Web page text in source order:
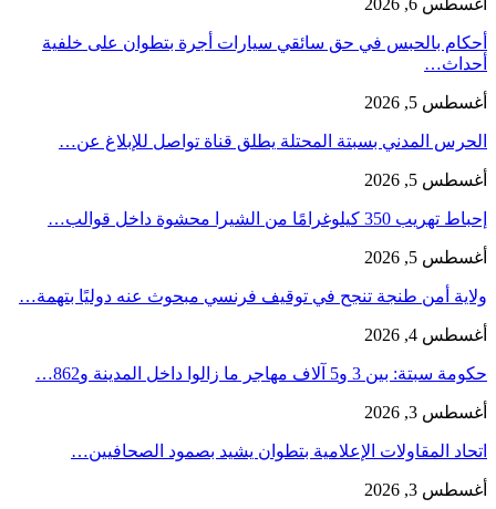
أحكام بالحبس في حق سائقي سيارات أجرة بتطوان على خلفية
أحداث…
أغسطس 5, 2026
الحرس المدني بسبتة المحتلة يطلق قناة تواصل للإبلاغ عن…
أغسطس 5, 2026
إحباط تهريب 350 كيلوغرامًا من الشيرا محشوة داخل قوالب…
أغسطس 5, 2026
ولاية أمن طنجة تنجح في توقيف فرنسي مبحوث عنه دوليًا بتهمة…
أغسطس 4, 2026
حكومة سبتة: بين 3 و5 آلاف مهاجر ما زالوا داخل المدينة و862…
أغسطس 3, 2026
اتحاد المقاولات الإعلامية بتطوان يشيد بصمود الصحافيين…
أغسطس 3, 2026